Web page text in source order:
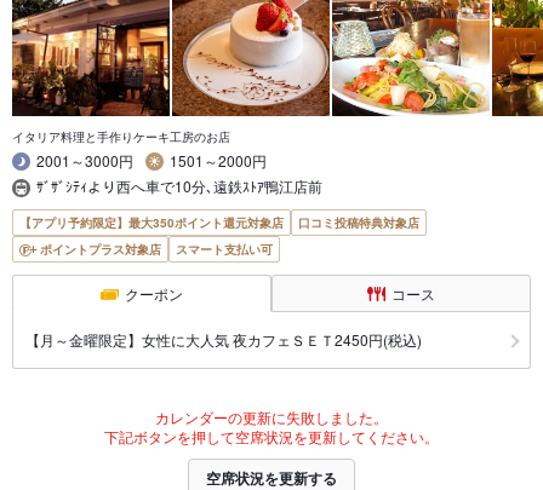
イタリア料理と手作りケーキ工房のお店
2001～3000円
1501～2000円
ｻﾞｻﾞｼﾃｨより西へ車で10分､遠鉄ｽﾄｱ鴨江店前
【アプリ予約限定】最大350ポイント還元対象店
口コミ投稿特典対象店
ポイントプラス対象店
スマート支払い可
クーポン コース
【月～金曜限定】女性に大人気 夜カフェＳＥＴ2450円(税込)
カレンダーの更新に失敗しました。
下記ボタンを押して空席状況を更新してください。
空席状況を更新する